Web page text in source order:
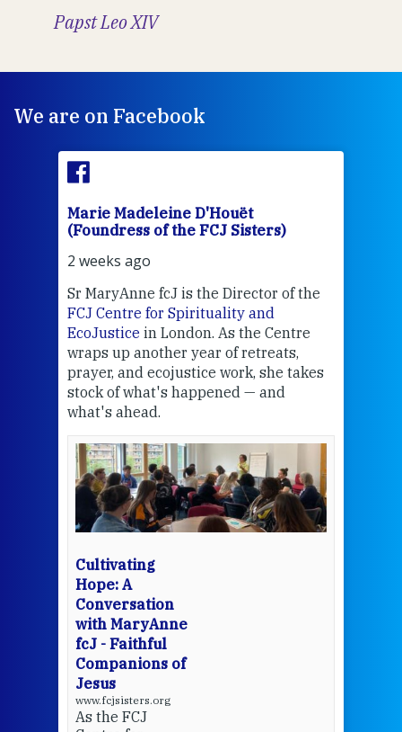
Papst Leo XIV
We are on Facebook
Marie Madeleine D'Houët
(Foundress of the FCJ Sisters)
2 weeks ago
Sr MaryAnne fcJ is the Director of the
FCJ Centre for Spirituality and
EcoJustice in London. As the Centre
wraps up another year of retreats,
prayer, and ecojustice work, she takes
stock of what's happened — and
what's ahead.
Cultivating
Hope: A
Conversation
with MaryAnne
fcJ - Faithful
Companions of
Jesus
www.fcjsisters.org
As the FCJ